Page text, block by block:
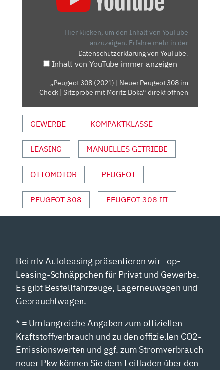
MIT
MORITZ
VON
YOUTUBE
ANZEIGEN
Hier klicken, um den Inhalt von YouTube
anzuzeigen. Erfahre mehr in der
Datenschutzerklärung von YouTube.
Inhalt von YouTube immer anzeigen
„Peugeot 308 (2021) | Neuer Peugeot 308 im
Check | Sitzprobe mit Moritz Doka“ direkt öffnen
GEWERBE KOMPAKTKLASSE
LEASING MANUELLES GETRIEBE
OTTOMOTOR PEUGEOT
PEUGEOT 308 PEUGEOT 308 III
Bei ntv Autoleasing präsentieren wir Top-
Leasing-Schnäppchen für Privat und Gewerbe.
Es gibt Bestellfahrzeuge, Lagerneuwagen und
Gebrauchtwagen.
* = Umfangreiche Angaben zum offiziellen
Kraftstoffverbrauch und zu den offiziellen CO2-
Emissionswerten und ggf. zum Stromverbrauch
neuer Pkw können Sie dem Leitfaden über den